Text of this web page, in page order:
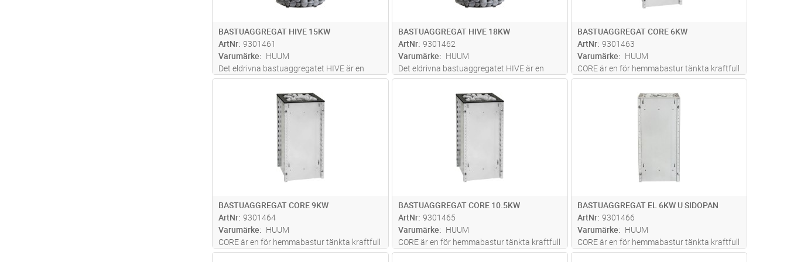
BASTUAGGREGAT HIVE 15KW
ArtNr 9301461
Varumärke
HUUM
Det eldrivna bastuaggregatet HIVE är en
elegant lösning för större bastur, t ex på spa-
anläggningar och gym. HIVE rymmer upp till
270 kg stenar vilket säkrar långvarig het
bastuånga även för större s ...läs mer
BASTUAGGREGAT HIVE 18KW
ArtNr 9301462
Varumärke
HUUM
Det eldrivna bastuaggregatet HIVE är en
elegant lösning för större bastur, t ex på spa-
anläggningar och gym. HIVE rymmer upp till
270 kg stenar vilket säkrar långvarig het
bastuånga även för större s ...läs mer
BASTUAGGREGAT CORE 6KW
ArtNr 9301463
Varumärke
HUUM
CORE är en för hemmabastur tänkta kraftfull
elektrisk bastuvärmare med flera flexibla
lösningar. Vi erbjuder CORE-ugnar med olika
höljen och lister. Med sin minimalistiska
design passar dessa bastuvä
Lägg i kundvagn
BASTUAGGREGAT CORE 9KW
ArtNr 9301464
Varumärke
HUUM
CORE är en för hemmabastur tänkta kraftfull
elektrisk bastuvärmare med flera flexibla
Lägg i kundvagn
BASTUAGGREGAT CORE 10.5KW
ArtNr 9301465
Varumärke
HUUM
CORE är en för hemmabastur tänkta kraftfull
elektrisk bastuvärmare med flera flexibla
Lägg i kundvagn
BASTUAGGREGAT EL 6KW U SIDOPAN
ArtNr 9301466
Varumärke
HUUM
CORE är en för hemmabastur tänkta kraftfull
elektrisk bastuvärmare med flera flexibla